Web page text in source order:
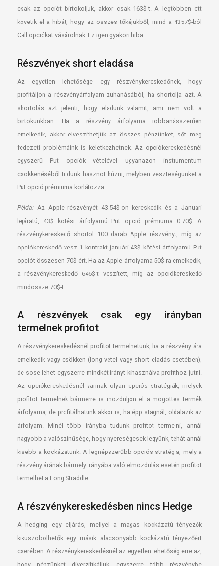
csak az opciót birtokoljuk, akkor csak 163$-t. A legtöbben ott
követik el a hibát, hogy az összes tőkéjükből, mind a 4357$-ból
Call opciókat vásárolnak. Ez igen gyakori hiba.
Részvények short eladása
Az egyetlen lehetősége egy részvénykereskedőnek, hogy
profitáljon a részvényárfolyam zuhanásából, ha shortolja azt. A
shortolás azt jelenti, hogy eladunk valamit, ami nem volt a
birtokunkban. Ha a részvény árfolyama robbanásszerűen
emelkedik, akkor elveszíthetjük az összes pénzünket, sőt még
fedezeti problémáink is keletkezhetnek. Az opciókereskedésnél
egyszerű Put opciók vételével ugyanazon instrumentum
csökkenéséből tudunk hasznot húzni, melyben veszteségünket a
Put opció prémiuma korlátozza.
Példa: Az Apple részvényét 43.54$-on kereskedik és a Januári
lejáratú, 43$ kötési árfolyamú Put opció prémiuma 0.70$. A
részvénykereskedő shortol 100 darab Apple részvényt, míg az
opciókereskedő vesz 1 kontrakt januári 43$ kötési árfolyamú Put
opciót összesen 70$-ért. Ha az Apple árfolyama 50$-ra emelkedik,
a részvénykereskedő 646$-t veszített, míg az opciókereskedő
mindössze 70$-t.
A részvények csak egy irányban
termelnek profitot
A részvénykereskedésnél profitot termelhetünk, ha a részvény ára
emelkedik vagy csökken (long vétel vagy short eladás esetében),
de sose lehet egyszerre mindkét irányt kihasználva profithoz jutni.
Az opciókereskedésnél vannak olyan opciós stratégiák, melyek
profitot termelnek bármerre is mozduljon el a mögöttes termék
árfolyama, de profitálhatunk akkor is, ha épp stagnál, oldalazik az
árfolyam. Minél több irányba tudunk profitot termelni, annál
nagyobb a valószínűsége, hogy nyereségesek legyünk, tehát annál
kisebb a kockázatunk. A legnépszerűbb opciós stratégia, mely a
részvény árának bármely irányába való elmozdulás esetén profitot
termelhet a Long Straddle.
A részvénykereskedésben nincs Hedge
A hedging egy eljárás, mellyel a magas kockázatú tényezők
kiküszöbölhetők egy másik alacsonyabb kockázatú tényezőért
cserében. A részvénykereskedésnél az egyetlen lehetőség erre az,
hogy pénzünket diverzifikáljuk, egyszerre több részvénybe